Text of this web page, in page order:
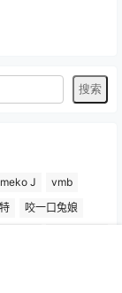
J
vmb
咬一口兔娘